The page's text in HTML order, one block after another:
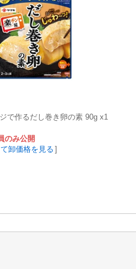
で作るだし巻き卵の素 90g x1
のみ公開
卸価格を見る ]